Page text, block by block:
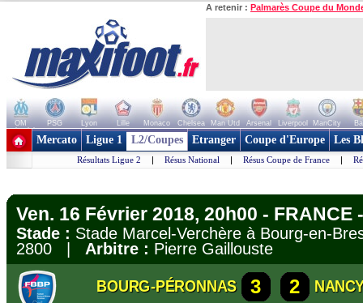
A retenir : Palmarès Coupe du
OM PSG Lyon Lille Monaco Chelsea Man Utd Arsenal Liverpool ManCity
+ de clubs
Mercato Ligue 1 L2/Coupes Etranger Coupe d'Europe Les
Résultats Ligue 2 | Résus National | Résus Coupe de France |
Ven. 16 Février 2018, 20h00 - FRANCE
Stade : Stade Marcel-Verchère à Bourg-en-
2800 | Arbitre : Pierre Gaillouste
BOURG-PÉRONNAS 3 2